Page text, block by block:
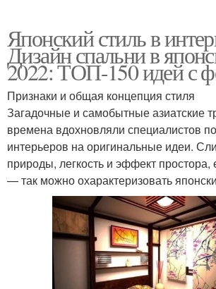
Японский стиль в
Дизайн спальни в
2022: ТОП-150 идей с
Признаки и общая концепция стиля
Загадочные и самобытные азиатские
времена вдохновляли специалистов
интерьеров на оригинальные идеи.
природы, легкость и эффект простора,
— так можно охарактеризовать